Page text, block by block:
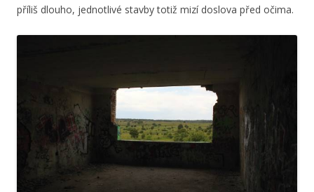
příliš dlouho, jednotlivé stavby totiž mizí doslova před očima.